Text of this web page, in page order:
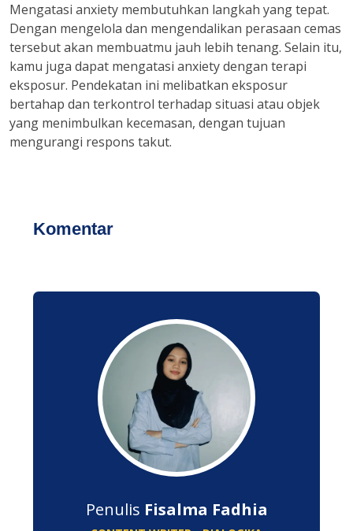
Mengatasi anxiety membutuhkan langkah yang tepat.
Dengan mengelola dan mengendalikan perasaan cemas
tersebut akan membuatmu jauh lebih tenang. Selain itu,
kamu juga dapat mengatasi anxiety dengan terapi
eksposur. Pendekatan ini melibatkan eksposur
bertahap dan terkontrol terhadap situasi atau objek
yang menimbulkan kecemasan, dengan tujuan
mengurangi respons takut.
Komentar
Penulis Fisalma Fadhia